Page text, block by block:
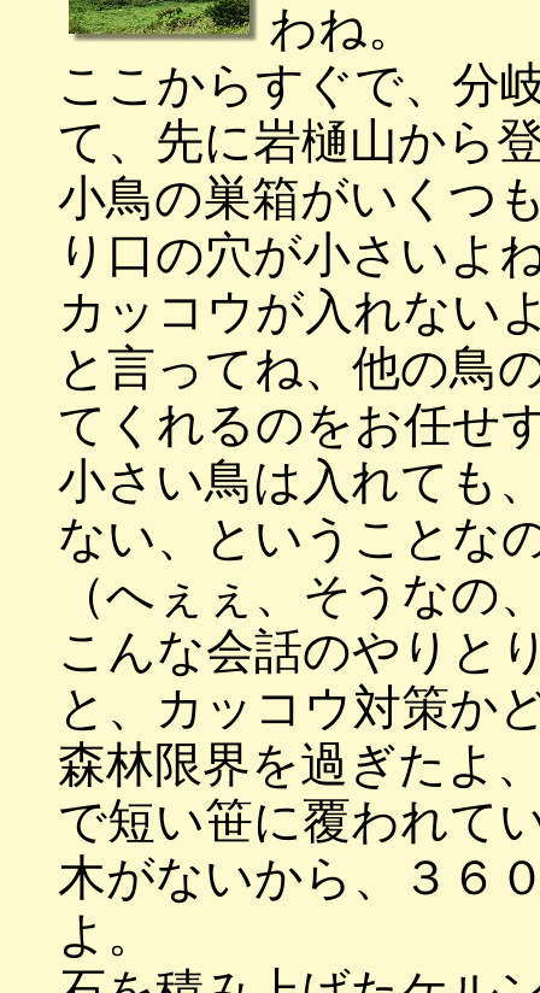
わね。
ここからすぐで、分
て、先に岩樋山から
小鳥の巣箱がいくつ
り口の穴が小さいよ
カッコウが入れない
と言ってね、他の鳥
てくれるのをお任せ
小さい鳥は入れても
ない、ということな
（へぇぇ、そうなの
こんな会話のやりと
と、カッコウ対策か
森林限界を過ぎたよ
で短い笹に覆われて
木がないから、３６
よ。